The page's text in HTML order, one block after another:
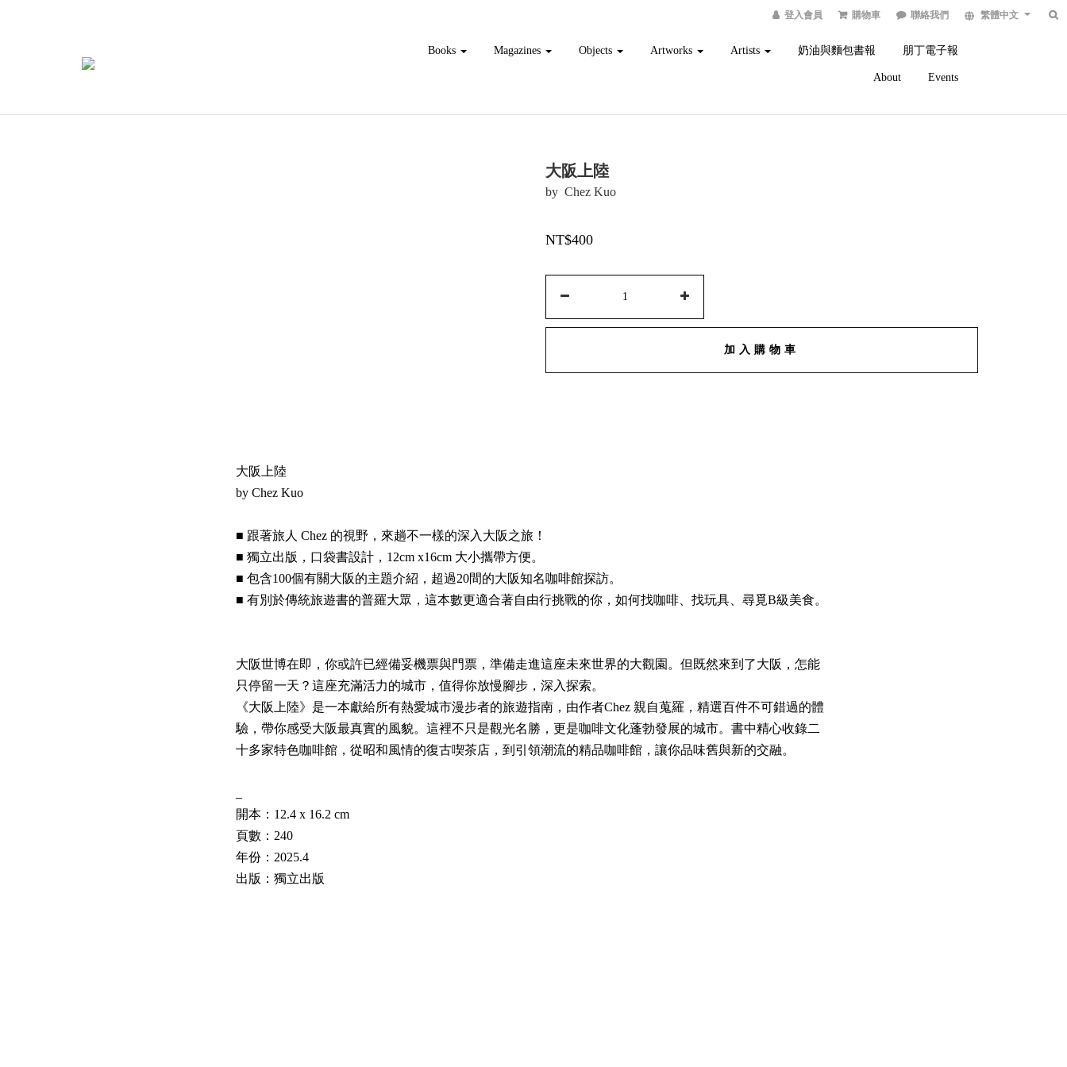
登入會員 購物車 聯絡我們 繁體中文
Books Magazines Objects Artworks Artists 奶油與麵包書報 朋丁電子報
About Events
大阪上陸
by  Chez Kuo
NT$400
加入購物車
大阪上陸
by Chez Kuo
■ 跟著旅人 Chez 的視野，來趟不一樣的深入大阪之旅！
■ 獨立出版，口袋書設計，12cm x16cm 大小攜帶方便。
■ 包含100個有關大阪的主題介紹，超過20間的大阪知名咖啡館探訪。
■ 有別於傳統旅遊書的普羅大眾，這本數更適合著自由行挑戰的你，如何找咖啡、找玩具、尋覓B級美食。
大阪世博在即，你或許已經備妥機票與門票，準備走進這座未來世界的大觀園。但既然來到了大阪，怎能
只停留一天？這座充滿活力的城市，值得你放慢腳步，深入探索。
《大阪上陸》是一本獻給所有熱愛城市漫步者的旅遊指南，由作者Chez 親自蒐羅，精選百件不可錯過的體
驗，帶你感受大阪最真實的風貌。這裡不只是觀光名勝，更是咖啡文化蓬勃發展的城市。書中精心收錄二
十多家特色咖啡館，從昭和風情的復古喫茶店，到引領潮流的精品咖啡館，讓你品味舊與新的交融。
開本：12.4 x 16.2 cm
頁數：240
年份：2025.4
出版：獨立出版